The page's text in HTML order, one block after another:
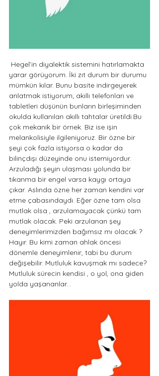
yarar görüyorum. İki zıt durum bir durumu
mümkün kılar. Bunu basite indirgeyerek
anlatmak istiyorum; akıllı telefonları ve
tabletleri düşünün bunların birleşiminden
okulda kullanılan akıllı tahtalar üretildi.Bu
çok mekanik bir örnek. Biz ise işin
melankolisiyle ilgileniyoruz. Bir özne bir
şeyi çok fazla istiyorsa o kadar da
bilinçdışı düzeyinde onu istemiyordur.
Arzuladığı şeyin ulaşması yolunda bir
tıkanma bir engel varsa kaygı ortaya
çıkar. Aslında özne her zaman kendini var
etme çabasındaydı. Eğer özne tam olsa
mutlak olsa , arzulamayacak çünkü tam
mutlak olacak. Peki arzulanan şey
deneyimlerimizden bağımsız mı olacak ?
Hayır. Bu kimi zaman ahlak öncesi
dönemle deneyimlenir, tabi bu durum
değişebilir. Mutluluk kavuşmak mı sadece?
Mutluluk sürecin kendisi , o yol, ona giden
yolda yaşananlar...